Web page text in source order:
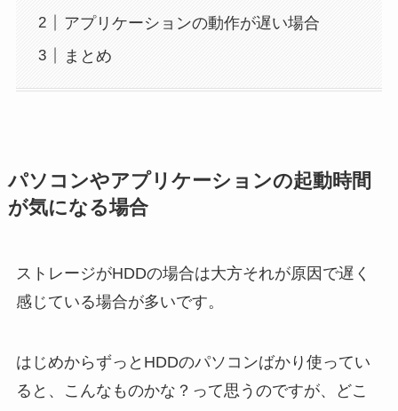
アプリケーションの動作が遅い場合
まとめ
パソコンやアプリケーションの起動時間
が気になる場合
ストレージがHDDの場合は大方それが原因で遅く
感じている場合が多いです。
はじめからずっとHDDのパソコンばかり使ってい
ると、こんなものかな？って思うのですが、どこ